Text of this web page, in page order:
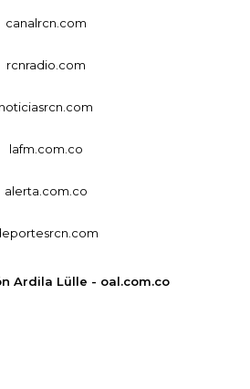
canalrcn.com
rcnradio.com
noticiasrcn.com
lafm.com.co
alerta.com.co
Ardila Lülle - oal.com.co